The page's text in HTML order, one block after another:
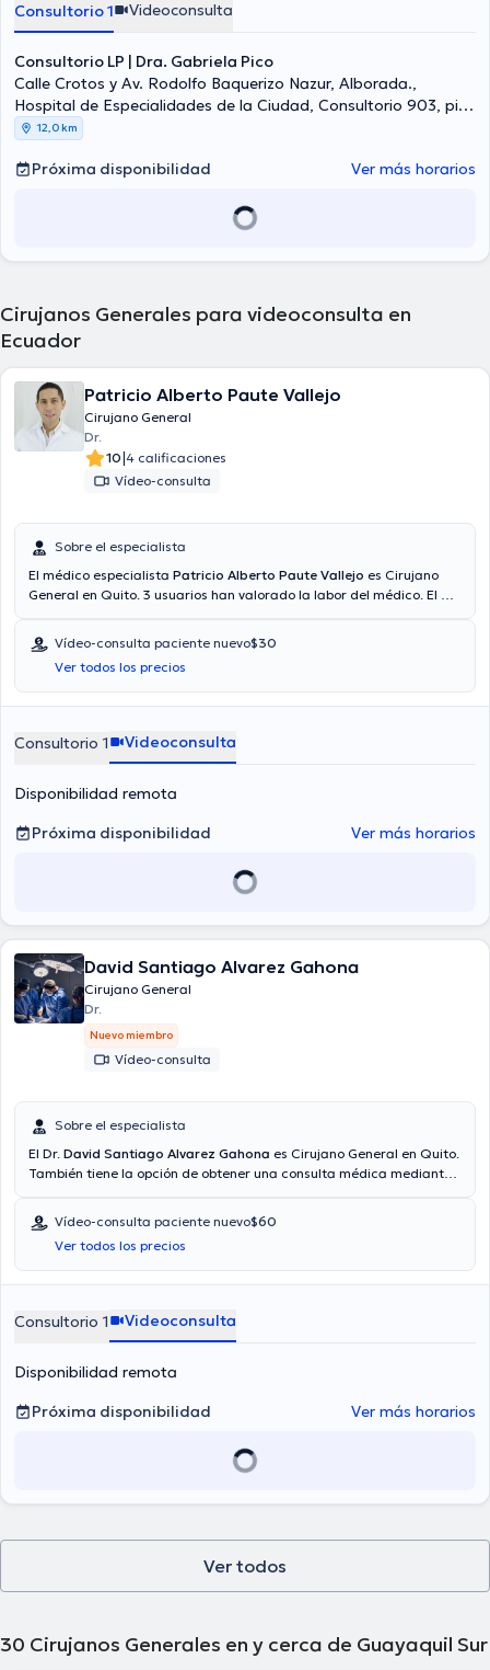
Cirugía digestiva, Hernias, Cirugía de vesícula biliar.
Consultorio 1 Videoconsulta
Consultorio LP | Dra. Gabriela Pico
Calle Crotos y Av. Rodolfo Baquerizo Nazur, Alborada.,
Hospital de Especialidades de la Ciudad, Consultorio 903, piso
9, Guayaquil
12,0 km
Próxima disponibilidad Ver más horarios
Cirujanos Generales para videoconsulta en
Ecuador
Patricio Alberto Paute Vallejo
Cirujano General
Dr.
10|4 calificaciones
Vídeo-consulta
Sobre el especialista
El médico especialista Patricio Alberto Paute Vallejo es Cirujano
General en Quito. 3 usuarios han valorado la labor del médico. El Dr.
mejores precios con las siguientes aseguradoras: Consulta privada,
Plan Vital - Medicina Prepagada, Vía reembolso con cualquier
aseguradora. El precio de la consulta con el médico Patricio Alberto
Paute Vallejo es de $40. Algunos de los servicios médicos ofrecidos
de vesícula biliar.
Vídeo-consulta paciente nuevo$30
Ver todos los precios
Consultorio 1 Videoconsulta
Disponibilidad remota
Próxima disponibilidad
Ver más horarios
David Santiago Alvarez Gahona
Cirujano General
Dr.
Nuevo miembro
Vídeo-consulta
Sobre el especialista
El Dr. David Santiago Alvarez Gahona es Cirujano General en Quito.
También tiene la opción de obtener una consulta médica mediante
reembolso con cualquier aseguradora son aceptadas. El precio de
la consulta con el médico especialista David Santiago Alvarez
Gahona es de $60.
Vídeo-consulta paciente nuevo$60
Ver todos los precios
Consultorio 1 Videoconsulta
Disponibilidad remota
Próxima disponibilidad
Ver más horarios
Ver todos
30 Cirujanos Generales en y cerca de Guayaquil Sur